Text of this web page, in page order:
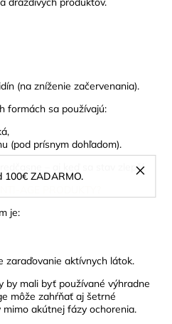
100€ ZADARMO.
(na zníženie začervenania).
formách sa používajú:
(pod prísnym dohľadom).
– aj keď sa stav zlepší.
AGE PRODUKTY?
je:
zaraďovanie aktívnych látok.
by mali byť používané výhradne
môže zahŕňať aj šetrné
akútnej fázy ochorenia.